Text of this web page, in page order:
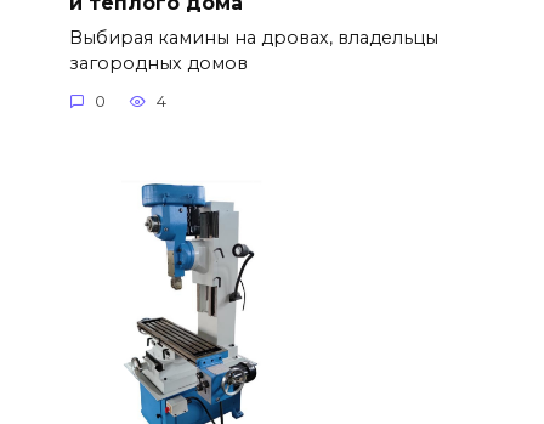
Выбирая камины на дровах, владельцы
загородных домов
0 4